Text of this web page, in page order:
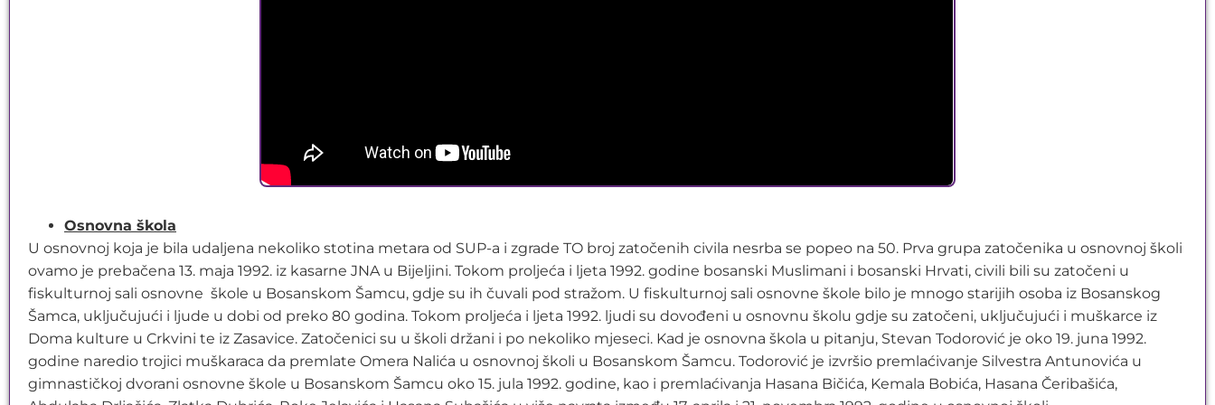
Osnovna škola
U osnovnoj koja je bila udaljena nekoliko stotina metara od SUP-a i zgrade TO broj zatočenih civila nesrba se popeo na 50. Prva grupa zatočenika u osnovnoj školi
ovamo je prebačena 13. maja 1992. iz kasarne JNA u Bijeljini. Tokom proljeća i ljeta 1992. godine bosanski Muslimani i bosanski Hrvati, civili bili su zatočeni u
fiskulturnoj sali osnovne škole u Bosanskom Šamcu, gdje su ih čuvali pod stražom. U fiskulturnoj sali osnovne škole bilo je mnogo starijih osoba iz Bosanskog
Šamca, uključujući i ljude u dobi od preko 80 godina. Tokom proljeća i ljeta 1992. ljudi su dovođeni u osnovnu školu gdje su zatočeni, uključujući i muškarce iz
Doma kulture u Crkvini te iz Zasavice. Zatočenici su u školi držani i po nekoliko mjeseci. Kad je osnovna škola u pitanju, Stevan Todorović je oko 19. juna 1992.
godine naredio trojici muškaraca da premlate Omera Nalića u osnovnoj školi u Bosanskom Šamcu. Todorović je izvršio premlaćivanje Silvestra Antunovića u
gimnastičkoj dvorani osnovne škole u Bosanskom Šamcu oko 15. jula 1992. godine, kao i premlaćivanja Hasana Bičića, Kemala Bobića, Hasana Čeribašića,